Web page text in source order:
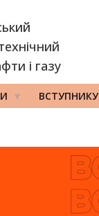
і газу
ВСТУПНИКУ